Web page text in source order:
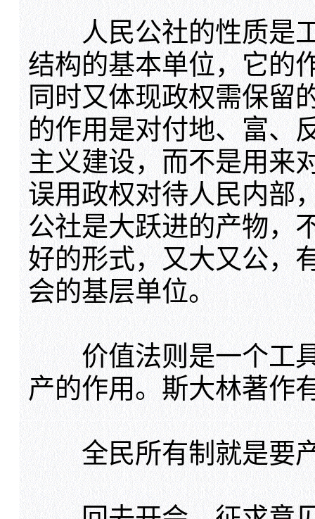
人民公社的性质是工
结构的基本单位，它的
同时又体现政权需保留
的作用是对付地、富、
主义建设，而不是用来
误用政权对待人民内部
公社是大跃进的产物，
好的形式，又大又公，
会的基层单位。
价值法则是一个工具
产的作用。斯大林著作
全民所有制就是要